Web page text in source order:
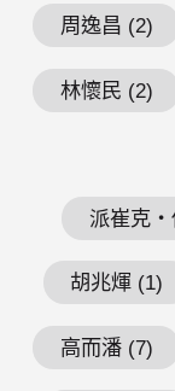
周逸昌 (2)
林懷民 (2)
派崔克
胡兆煇 (1)
高而潘 (7)